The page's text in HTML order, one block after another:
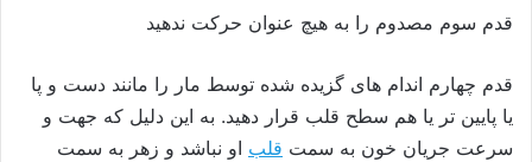
قدم سوم مصدوم را به هیچ عنوان حرکت ندهید
قدم چهارم اندام های گزیده شده توسط مار را مانند دست و پا
یا پایین تر یا هم سطح قلب قرار دهید. به این دلیل که جهت و
سرعت جریان خون به سمت قلب او نباشد و زهر به سمت